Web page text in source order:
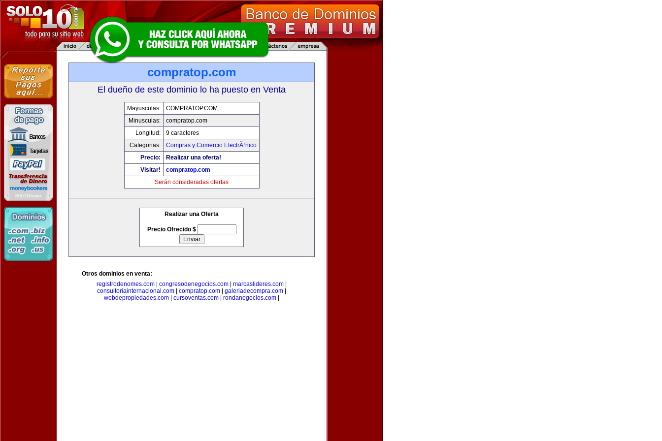
compratop.com
El dueño de este dominio lo ha puesto en Venta
Mayusculas:
COMPRATOP.COM
Minusculas:
compratop.com
Longitud:
9 caracteres
Categorias:
Compras y Comercio ElectrÃ³nico
Precio:
Realizar una oferta!
Visitar!
compratop.com
Serán consideradas ofertas
Realizar una Oferta
Precio Ofrecido $
Otros dominios en venta:
registrodenomes.com
congresodenegocios.com marcaslideres.com
consultoriainternacional.com
compratop.com galeriadecompra.com
webdepropiedades.com
cursoventas.com rondanegocios.com